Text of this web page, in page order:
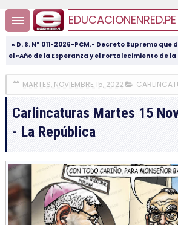
EDUCACIONENRED.PE
« D. S. N° 011-2026-PCM.- Decreto Supremo
el «Año de la Esperanza y el Fortalecimiento de
MARTES, NOVIEMBRE 15, 2022
Carlincaturas Martes 15
- La República